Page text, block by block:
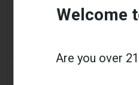
Welcome
Are you over